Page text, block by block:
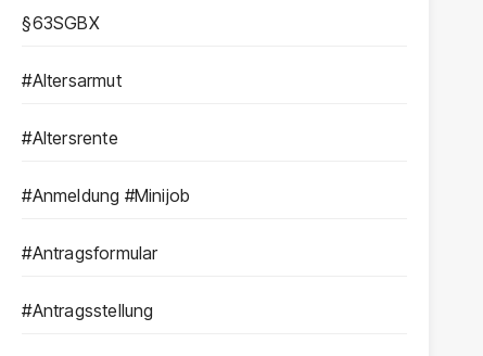
§63SGBX
#Altersarmut
#Altersrente
#Anmeldung #Minijob
#Antragsformular
#Antragsstellung